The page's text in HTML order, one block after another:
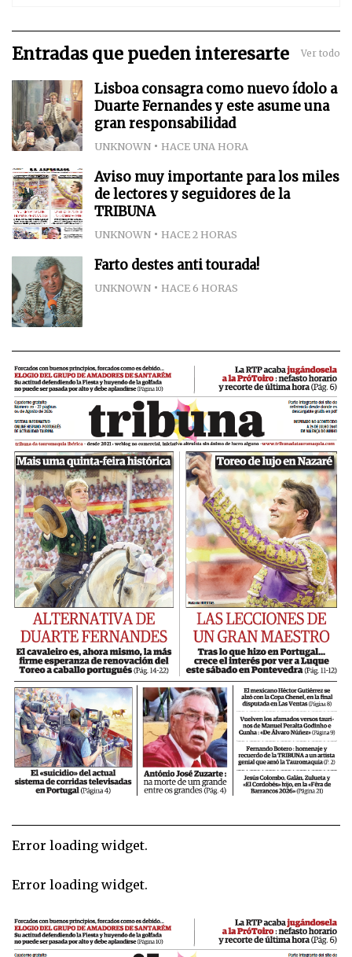
Entradas que pueden interesarte Ver todo
Lisboa consagra como nuevo ídolo a
Duarte Fernandes y este asume una
gran responsabilidad
UNKNOWN HACE UNA HORA
Aviso muy importante para los miles
de lectores y seguidores de la
TRIBUNA
UNKNOWN HACE 2 HORAS
Farto destes anti tourada!
UNKNOWN HACE 6 HORAS
Error loading widget.
Error loading widget.